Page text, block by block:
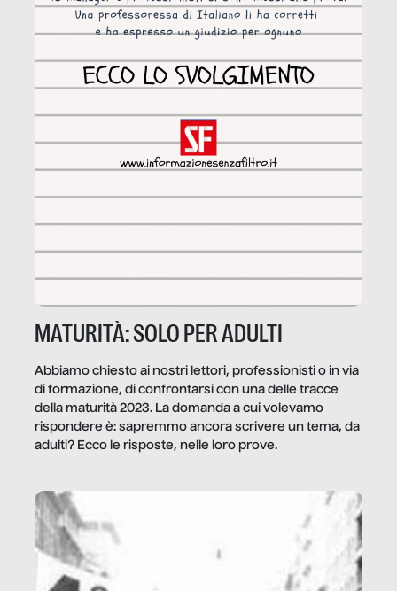
MATURITÀ: SOLO PER ADULTI
Abbiamo chiesto ai nostri lettori, professionisti o in via
di formazione, di confrontarsi con una delle tracce
della maturità 2023. La domanda a cui volevamo
rispondere è: sapremmo ancora scrivere un tema, da
adulti? Ecco le risposte, nelle loro prove.